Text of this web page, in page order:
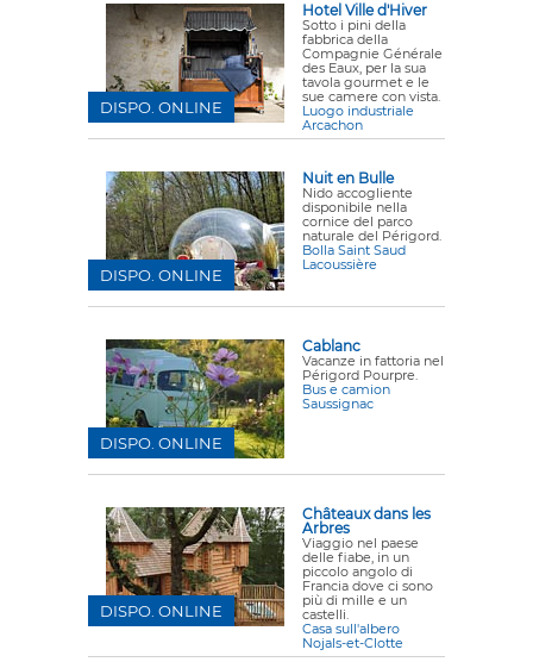
Hotel Ville d'Hiver
Sotto i pini della
fabbrica della
Compagnie Générale
des Eaux, per la sua
tavola gourmet e le
sue camere con vista.
Luogo industriale
Arcachon
DISPO. ONLINE
Nuit en Bulle
Nido accogliente
disponibile nella
cornice del parco
naturale del Périgord.
Bolla Saint Saud
Lacoussière
DISPO. ONLINE
Cablanc
Vacanze in fattoria nel
Périgord Pourpre.
Bus e camion
Saussignac
DISPO. ONLINE
Châteaux dans les
Arbres
Viaggio nel paese
delle fiabe, in un
piccolo angolo di
Francia dove ci sono
più di mille e un
castelli.
Casa sull'albero
Nojals-et-Clotte
DISPO. ONLINE